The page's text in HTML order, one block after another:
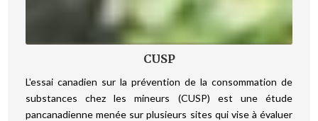
CUSP
L'essai canadien sur la prévention de la consommation de
substances chez les mineurs (CUSP) est une étude
pancanadienne menée sur plusieurs sites qui vise à évaluer